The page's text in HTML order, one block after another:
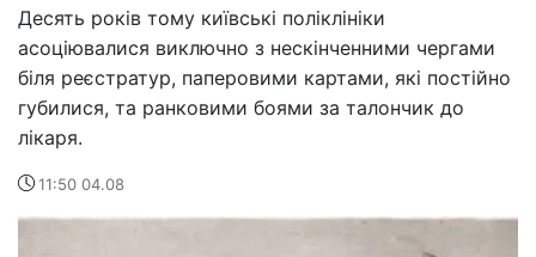
Десять років тому київські поліклініки
асоціювалися виключно з нескінченними чергами
біля реєстратур, паперовими картами, які постійно
губилися, та ранковими боями за талончик до
лікаря.
11:50 04.08